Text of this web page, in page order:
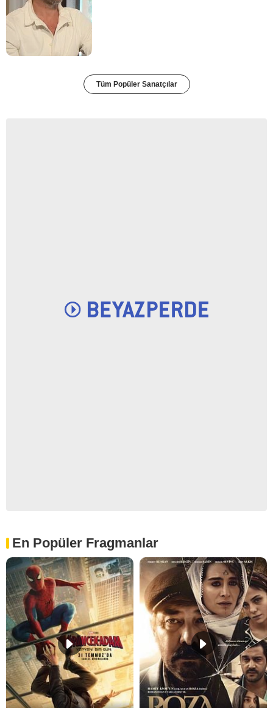
Tüm Popüler Sanatçılar
En Popüler Fragmanlar